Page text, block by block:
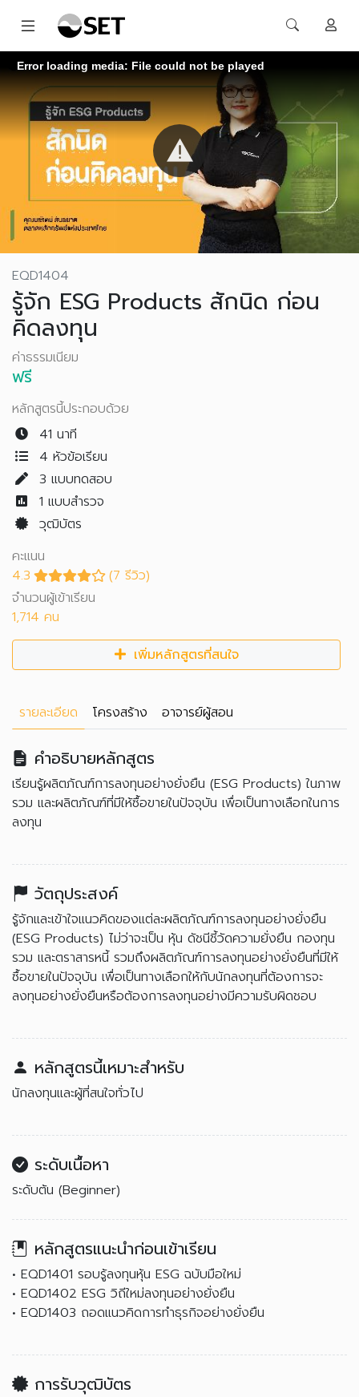
Error loading media: File could not be played
EQD1404
รู้จัก ESG Products สักนิด ก่อน
คิดลงทุน
ค่าธรรมเนียม
ฟรี
หลักสูตรนี้ประกอบด้วย
41 นาที
4 หัวข้อเรียน
3 แบบทดสอบ
1 แบบสำรวจ
วุฒิบัตร
คะแนน
4.3
(7 รีวิว)
จำนวนผู้เข้าเรียน
1,714 คน
เพิ่มหลักสูตรที่สนใจ
รายละเอียด โครงสร้าง อาจารย์ผู้สอน
คำอธิบายหลักสูตร
เรียนรู้ผลิตภัณฑ์การลงทุนอย่างยั่งยืน (ESG Products) ในภาพ
รวม และผลิตภัณฑ์ที่มีให้ซื้อขายในปัจจุบัน เพื่อเป็นทางเลือกในการ
ลงทุน
วัตถุประสงค์
รู้จักและเข้าใจแนวคิดของแต่ละผลิตภัณฑ์การลงทุนอย่างยั่งยืน
(ESG Products) ไม่ว่าจะเป็น หุ้น ดัชนีชี้วัดความยั่งยืน กองทุน
รวม และตราสารหนี้ รวมถึงผลิตภัณฑ์การลงทุนอย่างยั่งยืนที่มีให้
ซื้อขายในปัจจุบัน เพื่อเป็นทางเลือกให้กับนักลงทุนที่ต้องการจะ
ลงทุนอย่างยั่งยืนหรือต้องการลงทุนอย่างมีความรับผิดชอบ
หลักสูตรนี้เหมาะสำหรับ
นักลงทุนและผู้ที่สนใจทั่วไป
ระดับเนื้อหา
ระดับต้น (Beginner)
หลักสูตรแนะนำก่อนเข้าเรียน
• EQD1401 รอบรู้ลงทุนหุ้น ESG ฉบับมือใหม่
• EQD1402 ESG วิถีใหม่ลงทุนอย่างยั่งยืน
• EQD1403 ถอดแนวคิดการทำธุรกิจอย่างยั่งยืน
การรับวุฒิบัตร